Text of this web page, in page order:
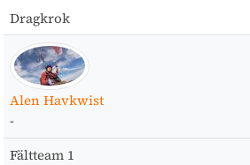
Dragkrok
Alen Havkwist
-
Fältteam 1